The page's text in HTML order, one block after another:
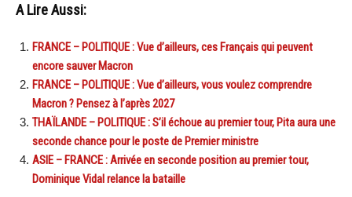
A Lire Aussi:
FRANCE – POLITIQUE : Vue d’ailleurs, ces Français qui peuvent
encore sauver Macron
FRANCE – POLITIQUE : Vue d’ailleurs, vous voulez comprendre
Macron ? Pensez à l’après 2027
THAÏLANDE – POLITIQUE : S’il échoue au premier tour, Pita aura une
seconde chance pour le poste de Premier ministre
ASIE – FRANCE : Arrivée en seconde position au premier tour,
Dominique Vidal relance la bataille